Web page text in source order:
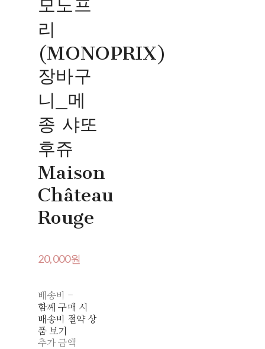
모노프
리
(MONOPRIX)
장바구
니_메
종 샤또
후쥬
Maison
Château
Rouge
20,000원
배송비 -
함께 구매 시
배송비 절약 상
품 보기
추가 금액